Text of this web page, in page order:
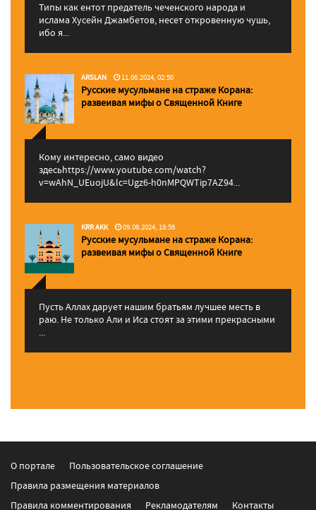
Типы как ентот предатель чеченского народа и
ислама Хусейн Джамбетов, несет откровенную чушь,
ибо я...
ARSLAN 11.06.2024, 02:50
Русские мусульмане на страже Корана:
pазвеивая мифы о Священной Книге
Кому интересно, само видео
здесьhttps://www.youtube.com/watch?
v=wAhN_UEuojU&lc=Ugz6-h0nMPQWTip7AZ94...
KRR AKK 09.06.2024, 18:56
Русские мусульмане на страже Корана:
pазвеивая мифы о Священной Книге
Пусть Аллах дарует нашим братьям лучшее месть в
раю. Не только Али и Иса стоят за этими прекрасными
...
О портале
Пользовательское соглашение
Правила размещения материалов
Правила комментирования
Рекламодателям Контакты